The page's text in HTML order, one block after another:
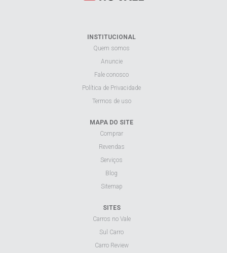
INSTITUCIONAL
Quem somos
Anuncie
Fale conosco
Política de Privacidade
Termos de uso
MAPA DO SITE
Comprar
Revendas
Serviços
Blog
Sitemap
SITES
Carros no Vale
Sul Carro
Carro Review